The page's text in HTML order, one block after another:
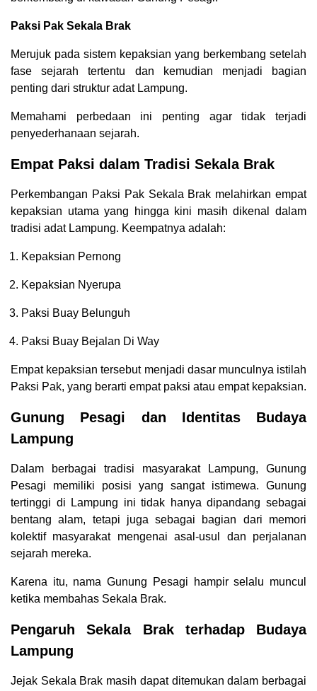
Paksi Pak Sekala Brak
Merujuk pada sistem kepaksian yang berkembang setelah
fase sejarah tertentu dan kemudian menjadi bagian
penting dari struktur adat Lampung.
Memahami perbedaan ini penting agar tidak terjadi
penyederhanaan sejarah.
Empat Paksi dalam Tradisi Sekala Brak
Perkembangan Paksi Pak Sekala Brak melahirkan empat
kepaksian utama yang hingga kini masih dikenal dalam
tradisi adat Lampung. Keempatnya adalah:
Kepaksian Pernong
Kepaksian Nyerupa
Paksi Buay Belunguh
Paksi Buay Bejalan Di Way
Empat kepaksian tersebut menjadi dasar munculnya istilah
Paksi Pak, yang berarti empat paksi atau empat kepaksian.
Gunung Pesagi dan Identitas Budaya
Lampung
Dalam berbagai tradisi masyarakat Lampung, Gunung
Pesagi memiliki posisi yang sangat istimewa. Gunung
tertinggi di Lampung ini tidak hanya dipandang sebagai
bentang alam, tetapi juga sebagai bagian dari memori
kolektif masyarakat mengenai asal-usul dan perjalanan
sejarah mereka.
Karena itu, nama Gunung Pesagi hampir selalu muncul
ketika membahas Sekala Brak.
Pengaruh Sekala Brak terhadap Budaya
Lampung
Jejak Sekala Brak masih dapat ditemukan dalam berbagai